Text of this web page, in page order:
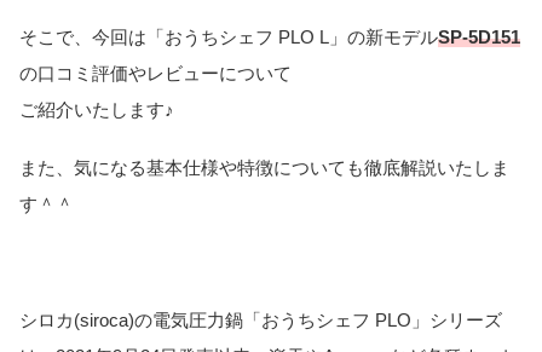
そこで、今回は「おうちシェフ PLO L」の新モデルSP-5D151
の口コミ評価やレビューについて
ご紹介いたします♪
また、気になる基本仕様や特徴についても徹底解説いたしま
す＾＾
シロカ(siroca)の電気圧力鍋「おうちシェフ PLO」シリーズ